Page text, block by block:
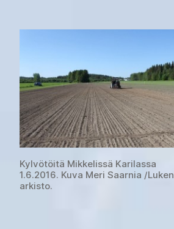
Kylvötöitä Mikkelissä Karilassa
1.6.2016. Kuva Meri Saarnia /Luken
arkisto.